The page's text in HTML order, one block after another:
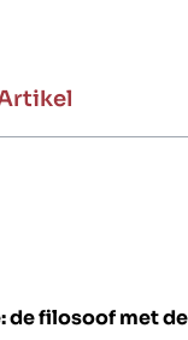
de filosoof met